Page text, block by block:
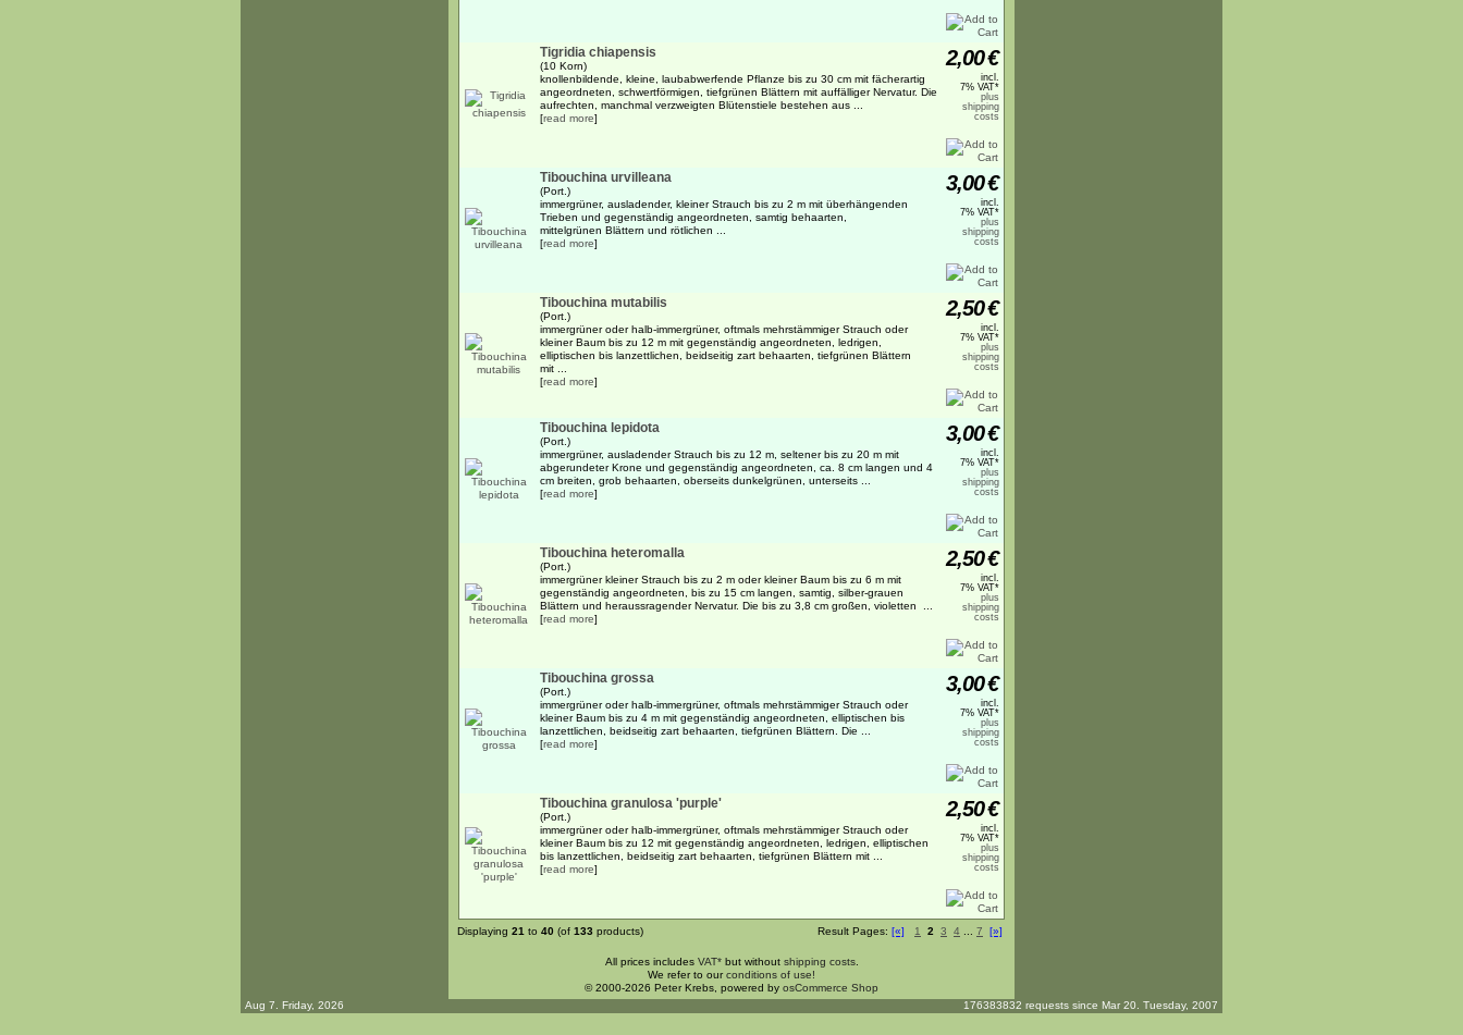
Tigridia chiapensis
(10 Korn)
knollenbildende, kleine, laubabwerfende Pflanze bis zu 30 cm mit fächerartig
angeordneten, schwertförmigen, tiefgrünen Blättern mit auffälliger Nervatur. Die
aufrechten, manchmal verzweigten Blütenstiele bestehen aus ...
[read more]
2,00€
incl.
7% VAT*
plus
shipping
costs
Tibouchina urvilleana
(Port.)
immergrüner, ausladender, kleiner Strauch bis zu 2 m mit überhängenden
Trieben und gegenständig angeordneten, samtig behaarten,
mittelgrünen Blättern und rötlichen ...
[read more]
3,00€
incl.
7% VAT*
plus
shipping
costs
Tibouchina mutabilis
(Port.)
immergrüner oder halb-immergrüner, oftmals mehrstämmiger Strauch oder
kleiner Baum bis zu 12 m mit gegenständig angeordneten, ledrigen,
elliptischen bis lanzettlichen, beidseitig zart behaarten, tiefgrünen Blättern
mit ...
[read more]
2,50€
incl.
7% VAT*
plus
shipping
costs
Tibouchina lepidota
(Port.)
immergrüner, ausladender Strauch bis zu 12 m, seltener bis zu 20 m mit
abgerundeter Krone und gegenständig angeordneten, ca. 8 cm langen und 4
cm breiten, grob behaarten, oberseits dunkelgrünen, unterseits ...
[read more]
3,00€
incl.
7% VAT*
plus
shipping
costs
Tibouchina heteromalla
(Port.)
immergrüner kleiner Strauch bis zu 2 m oder kleiner Baum bis zu 6 m mit
gegenständig angeordneten, bis zu 15 cm langen, samtig, silber-grauen
Blättern und heraussragender Nervatur. Die bis zu 3,8 cm großen, violetten ...
[read more]
2,50€
incl.
7% VAT*
plus
shipping
costs
Tibouchina grossa
(Port.)
immergrüner oder halb-immergrüner, oftmals mehrstämmiger Strauch oder
kleiner Baum bis zu 4 m mit gegenständig angeordneten, elliptischen bis
lanzettlichen, beidseitig zart behaarten, tiefgrünen Blättern. Die ...
[read more]
3,00€
incl.
7% VAT*
plus
shipping
costs
Tibouchina granulosa 'purple'
(Port.)
immergrüner oder halb-immergrüner, oftmals mehrstämmiger Strauch oder
kleiner Baum bis zu 12 mit gegenständig angeordneten, ledrigen, elliptischen
bis lanzettlichen, beidseitig zart behaarten, tiefgrünen Blättern mit ...
[read more]
2,50€
incl.
7% VAT*
plus
shipping
costs
Displaying 21 to 40 (of 133 products) Result Pages: [«] 1 2 3 4 7 [»]
All prices includes VAT*but without shipping costs.
We refer to ourconditions of use!
© 2000-2026 Peter Krebs, powered by osCommerce Shop
Aug 7. Friday, 2026
176383832 requests since Mar 20. Tuesday, 2007